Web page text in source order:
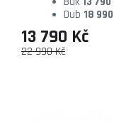
Dub 18 990
22 990 Kč
13 790 Kč